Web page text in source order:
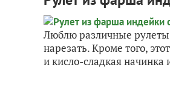
Люблю различные
нарезать. Кроме того,
и кисло-сладкая